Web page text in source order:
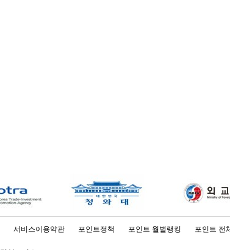
서비스이용약관 포인트정책 포인트 월별랭킹 포인트 전